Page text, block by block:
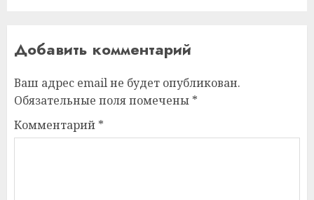
Добавить комментарий
Ваш адрес email не будет опубликован.
Обязательные поля помечены *
Комментарий *